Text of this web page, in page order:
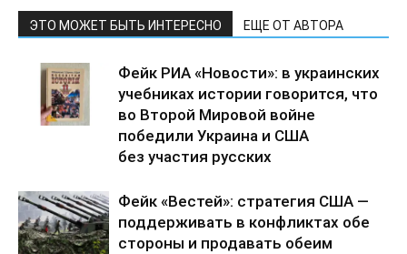
ЭТО МОЖЕТ БЫТЬ ИНТЕРЕСНО ЕЩЕ ОТ АВТОРА
Фейк РИА «Новости»: в украинских
учебниках истории говорится, что
во Второй Мировой войне
победили Украина и США
без участия русских
Фейк «Вестей»: стратегия США —
поддерживать в конфликтах обе
стороны и продавать обеим